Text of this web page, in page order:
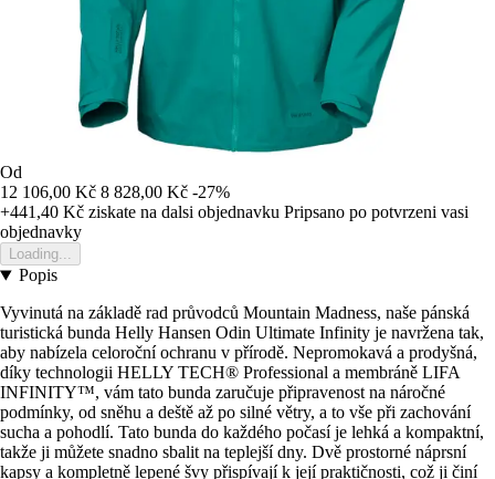
Od
12 106,00 Kč 8 828,00 Kč -27%
+441,40 Kč ziskate na dalsi objednavku Pripsano po potvrzeni vasi
objednavky
Loading...
Popis
Vyvinutá na základě rad průvodců Mountain Madness, naše pánská
turistická bunda Helly Hansen Odin Ultimate Infinity je navržena tak,
aby nabízela celoroční ochranu v přírodě. Nepromokavá a prodyšná,
díky technologii HELLY TECH® Professional a membráně LIFA
INFINITY™, vám tato bunda zaručuje připravenost na náročné
podmínky, od sněhu a deště až po silné větry, a to vše při zachování
sucha a pohodlí. Tato bunda do každého počasí je lehká a kompaktní,
takže ji můžete snadno sbalit na teplejší dny. Dvě prostorné náprsní
kapsy a kompletně lepené švy přispívají k její praktičnosti, což ji činí